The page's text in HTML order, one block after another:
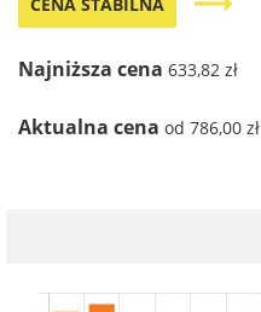
Najniższa cena 633,82 zł
Aktualna cena od 786,00 zł